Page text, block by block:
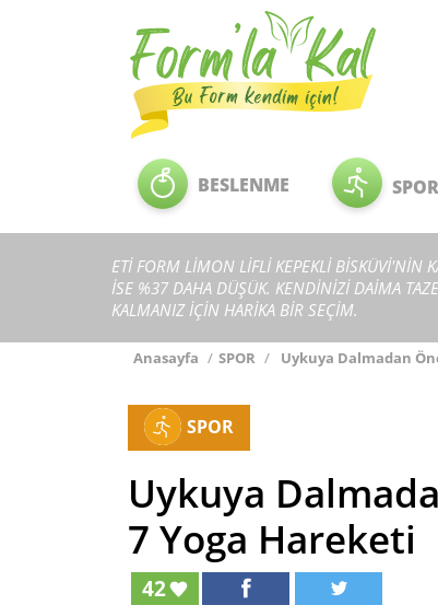
BESLENME SPOR
ETİ FORM LİMON LİFLİ KEPEKLİ BİSKÜVİ'NİN
İSE %37 DAHA DÜŞÜK. KENDİNİZİ DAİMA
KALMANIZ İÇİN HARİKA BİR SEÇİM.
Anasayfa / SPOR / Uykuya Dalmadan
SPOR
Uykuya
7 Yoga Hareketi
42